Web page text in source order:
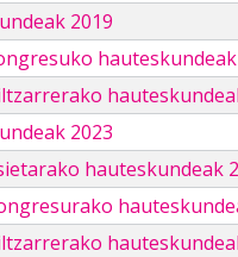
2019
hauteskundeak
2023
hauteskundeak